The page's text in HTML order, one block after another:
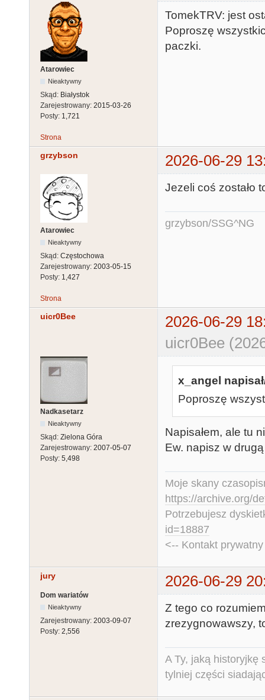
Atarowiec
Nieaktywny
Skąd: Białystok
Zarejestrowany: 2015-03-26
Posty: 1,721
TomekTRV: jest
Poproszę
paczki.
Strona
grzybson 2026-06-29
Atarowiec
Nieaktywny
Skąd: Częstochowa
Zarejestrowany: 2003-05-15
Posty: 1,427
Jezeli coś zostało
grzybson/SSG^NG
Strona
uicr0Bee
2026-06-29
uicr0Bee
Nadkasetarz
Nieaktywny
Skąd: Zielona Góra
Zarejestrowany: 2007-05-07
Posty: 5,498
x_angel
Poproszę
Napisałem, ale tu
Ew. napisz w
Moje skany
https://archive.org/
Potrzebujesz
id=18887
<-- Kontakt
jury 2026-06-29
Dom wariatów
Nieaktywny
Zarejestrowany: 2003-09-07
Posty: 2,556
Z tego co
zrezygnowawszy,
A Ty, jaką historyjkę
tylniej części